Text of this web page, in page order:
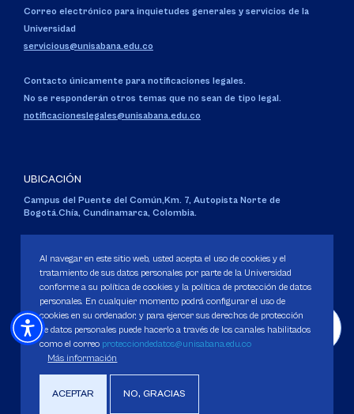
Correo electrónico para inquietudes generales y servicios de la
Universidad
servicious@unisabana.edu.co
Contacto únicamente para notificaciones legales.
No se responderán otros temas que no sean de tipo legal.
notificacioneslegales@unisabana.edu.co
UBICACIÓN
Campus del Puente del Común,Km. 7, Autopista Norte de
Bogotá.Chía, Cundinamarca, Colombia.
Personería Jurídica:Resolución 130 del 14 de enero de 1980.
Ministerio de Educación Nacional.
Política de Protección de datos
Derechos Pecuniarios
Al navegar en este sitio web, usted acepta el uso de cookies y el
tratamiento de sus datos personales por parte de la Universidad
conforme a su política de cookies y la política de protección de datos
personales. En cualquier momento podrá configurar el uso de
cookies en su ordenador, y para ejercer sus derechos de protección
de datos personales puede hacerlo a través de los canales habilitados
como el correo protecciondedatos@unisabana.edu.co
Más información
ACEPTAR NO, GRACIAS